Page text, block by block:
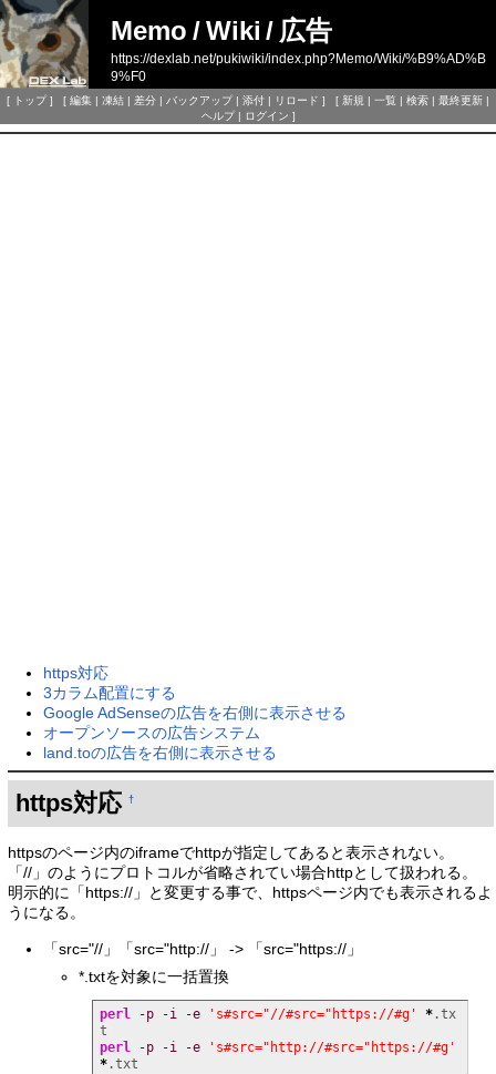
Memo /Wiki / 広告
https://dexlab.net/pukiwiki/index.php?Memo/Wiki/%B9%AD%B
9%F0
[ トップ] [ 編集 | 凍結 | 差分 | バックアップ| 添付 | リロード ] [ 新規 | 一覧 | 検索 | 最終更新 |
ヘルプ| ログイン ]
https対応
3カラム配置にする
Google AdSenseの広告を右側に表示させる
オープンソースの広告システム
land.toの広告を右側に表示させる
https対応 †
httpsのページ内のiframeでhttpが指定してあると表示されない。
「//」のようにプロトコルが省略されてい場合httpとして扱われる。
明示的に「https://」と変更する事で、httpsページ内でも表示されるよ
うになる。
「src="//」「src="http://」 -> 「src="https://」
*.txtを対象に一括置換
perl -p -i -e 's#src="//#src="https://#g' *.tx
perl
-p -i -e
's#src="http://#src="https://#g'
*.txt